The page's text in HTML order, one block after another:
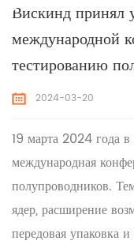
Вискинд принял
международной
тестированию
2024-03-20
19 марта 2024 года
международная
полупроводников.
ядер, расширение
передовая упаковка